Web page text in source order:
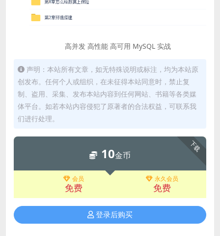
高并发 高性能 高可用 MySQL 实战
声明：本站所有文章，如无特殊说明或标注，均为本站原
创发布。任何个人或组织，在未征得本站同意时，禁止复
制、盗用、采集、发布本站内容到任何网站、书籍等各类媒
体平台。如若本站内容侵犯了原著者的合法权益，可联系我
们进行处理。
下载
10金币
会员
免费
永久会员
免费
登录后购买